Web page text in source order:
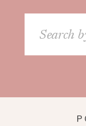
Search
for: